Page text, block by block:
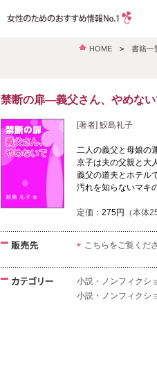
HOME > 書籍一
禁断の扉―義父さん、やめな
[著者] 鮫島礼子
二人の義父と母娘の
京子は夫の父親と大
義父の道夫とホテル
汚れを知らないマキ
定価： 275円 （本体
こちらをご覧くだ
小説・ノンフィクシ
小説・ノンフィクシ